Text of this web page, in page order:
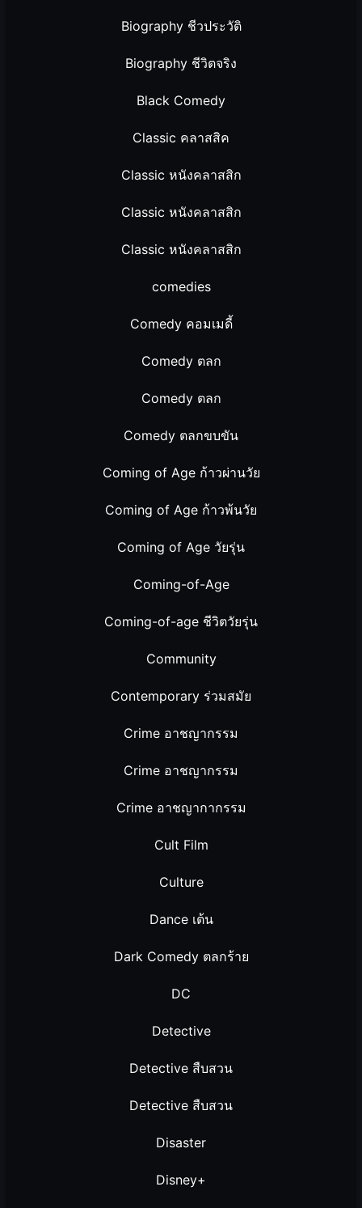
Biography ชีวประวัติ
Biography ชีวิตจริง
Black Comedy
Classic คลาสสิค
Classic หนังคลาสสิก
Classic หนังคลาสสิก
Classic หนังคลาสสิก
comedies
Comedy คอมเมดี้
Comedy ตลก
Comedy ตลก
Comedy ตลกขบขัน
Coming of Age ก้าวผ่านวัย
Coming of Age ก้าวพ้นวัย
Coming of Age วัยรุ่น
Coming-of-Age
Coming-of-age ชีวิตวัยรุ่น
Community
Contemporary ร่วมสมัย
Crime อาชญากรรม
Crime อาชญากรรม
Crime อาชญากากรรม
Cult Film
Culture
Dance เต้น
Dark Comedy ตลกร้าย
DC
Detective
Detective สืบสวน
Detective สืบสวน
Disaster
Disney+